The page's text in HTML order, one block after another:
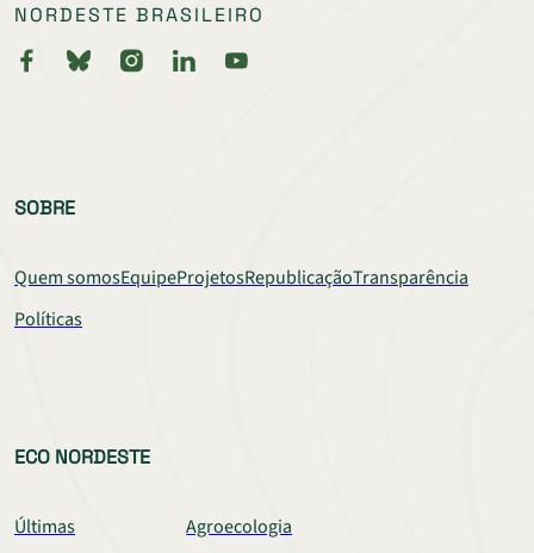
NORDESTE BRASILEIRO
SOBRE
Quem somosEquipeProjetosRepublicaçãoTransparência
Políticas
ECO NORDESTE
Últimas
Agroecologia